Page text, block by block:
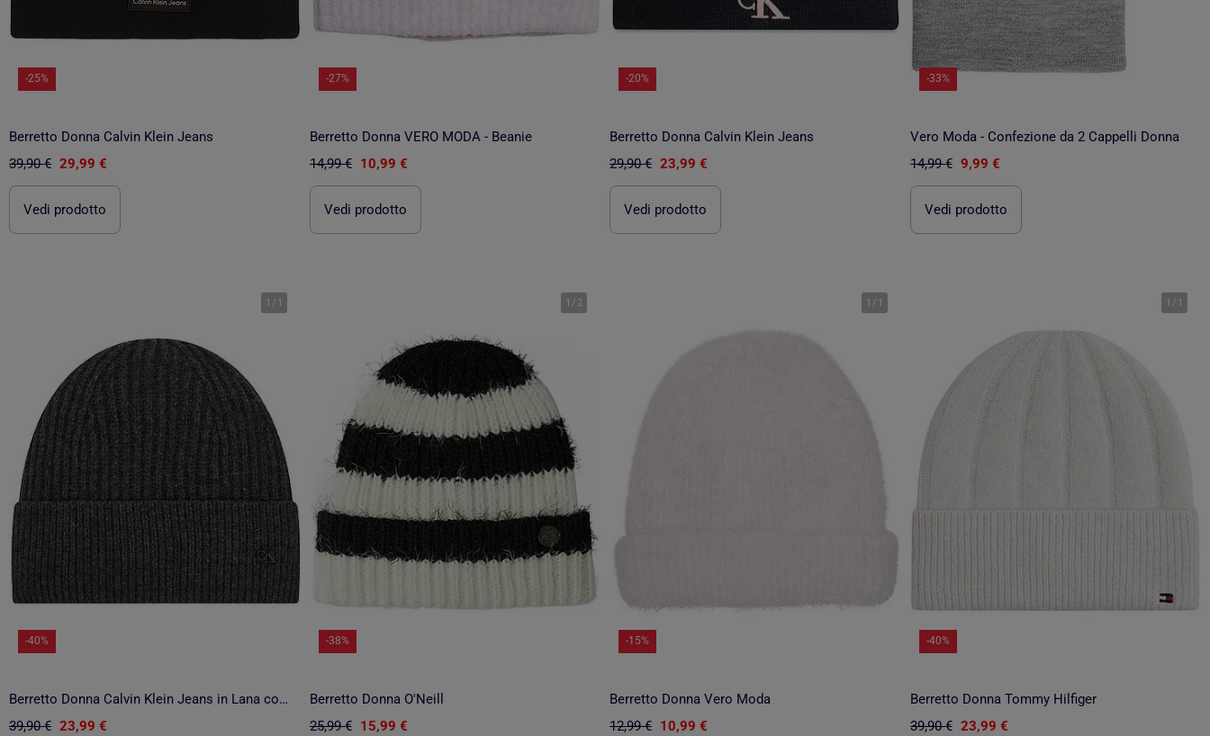
-25%
Berretto Donna Calvin Klein Jeans
39,90 € 29,99 €
Vedi prodotto
-27%
Berretto Donna VERO MODA - Beanie
14,99 € 10,99 €
Vedi prodotto
-20%
Berretto Donna Calvin Klein Jeans
29,90 € 23,99 €
Vedi prodotto
-33%
Vero Moda - Confezione da 2 Cappelli Donna
14,99 € 9,99 €
Vedi prodotto
1 / 1
-40%
Berretto Donna Calvin Klein Jeans in Lana con Logo Metallico
39,90 € 23,99 €
1 / 2
-38%
Berretto Donna O'Neill
25,99 € 15,99 €
1 / 1
-15%
Berretto Donna Vero Moda
12,99 € 10,99 €
1 / 1
-40%
Berretto Donna Tommy Hilfiger
39,90 € 23,99 €